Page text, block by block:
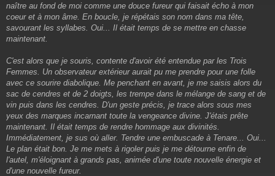
naître au fond de moi comme une douce fureur qui faisait écho à mon
coeur et à mon âme. En boucle, je répétais son nom dans ma tête,
savourant les syllabes. Oui... Il était temps de se mettre en chasse
maintenant.
C'est alors que je souris, contente d'avoir été entendue par les Trois
Femmes. Un observateur extérieur aurait pu me prendre pour une folle
avec ce sourire diabolique. Me penchant en avant, je me saisis alors du
sac de cendres et de 2 doigts, les trempe dans le mélange de sang et de
vin puis dans les cendres. D'un geste précis, je trace alors sous mes
yeux des marques incarnant toute la vengeance divine. J'étais prête
maintenant. Il était temps de rendre hommage aux divinités.
Immédiatement, je sus où aller. Tendre une embuscade à Tenare... Oui...
Le plan était bon. Je me mets à rigoler puis je me détourne enfin de
l'autel, m'éloignant à grands pas, animée d'une toute nouvelle énergie et
d'une nouvelle fureur.